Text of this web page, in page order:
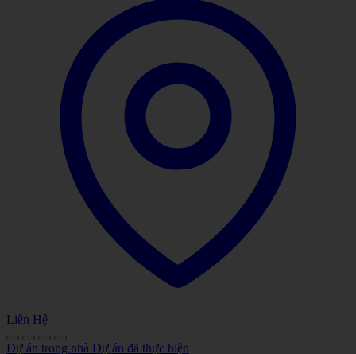
Liên Hệ
Dự án trong nhà Dự án đã thực hiện